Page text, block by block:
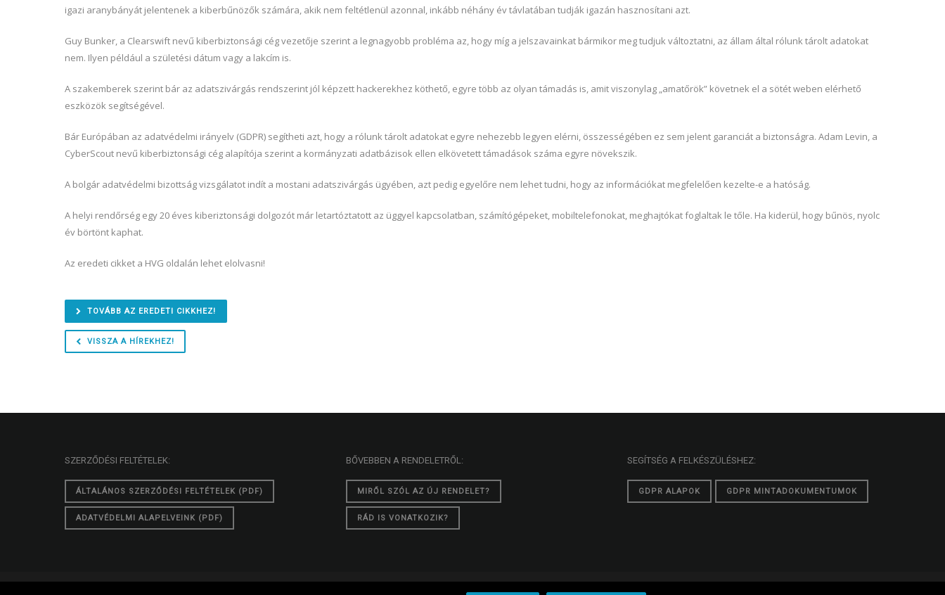
igazi aranybányát jelentenek a kiberbűnözők számára, akik nem feltétlenül azonnal, inkább néhány év távlatában tudják igazán hasznosítani azt.
Guy Bunker, a Clearswift nevű kiberbiztonsági cég vezetője szerint a legnagyobb probléma az, hogy míg a jelszavainkat bármikor meg tudjuk változtatni, az állam által rólunk tárolt adatokat
nem. Ilyen például a születési dátum vagy a lakcím is.
A szakemberek szerint bár az adatszivárgás rendszerint jól képzett hackerekhez köthető, egyre több az olyan támadás is, amit viszonylag „amatőrök” követnek el a sötét weben elérhető
eszközök segítségével.
Bár Európában az adatvédelmi irányelv (GDPR) segítheti azt, hogy a rólunk tárolt adatokat egyre nehezebb legyen elérni, összességében ez sem jelent garanciát a biztonságra. Adam Levin, a
CyberScout nevű kiberbiztonsági cég alapítója szerint a kormányzati adatbázisok ellen elkövetett támadások száma egyre növekszik.
A bolgár adatvédelmi bizottság vizsgálatot indít a mostani adatszivárgás ügyében, azt pedig egyelőre nem lehet tudni, hogy az információkat megfelelően kezelte-e a hatóság.
A helyi rendőrség egy 20 éves kiberiztonsági dolgozót már letartóztatott az üggyel kapcsolatban, számítógépeket, mobiltelefonokat, meghajtókat foglaltak le tőle. Ha kiderül, hogy bűnös, nyolc
év börtönt kaphat.
Az eredeti cikket a HVG oldalán lehet elolvasni!
TOVÁBB AZ EREDETI CIKKHEZ!
VISSZA A HÍREKHEZ!
SZERZŐDÉSI FELTÉTELEK:
ÁLTALÁNOS SZERZŐDÉSI FELTÉTELEK (PDF)
ADATVÉDELMI ALAPELVEINK (PDF)
BŐVEBBEN A RENDELETRŐL:
MIRŐL SZÓL AZ ÚJ RENDELET?
RÁD IS VONATKOZIK?
SEGÍTSÉG A FELKÉSZÜLÉSHEZ:
GDPR ALAPOK GDPR MINTADOKUMENTUMOK